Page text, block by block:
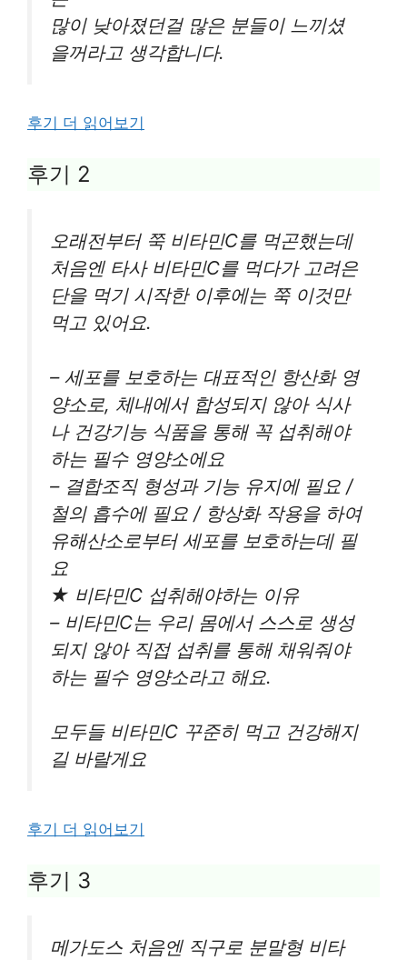
많이 낮아졌던걸 많은 분들이 느끼셨
을꺼라고 생각합니다.
후기 더 읽어보기
후기 2
오래전부터 쭉 비타민C를 먹곤했는데
처음엔 타사 비타민C를 먹다가 고려은
단을 먹기 시작한 이후에는 쭉 이것만
먹고 있어요.
– 세포를 보호하는 대표적인 항산화 영
양소로, 체내에서 합성되지 않아 식사
나 건강기능 식품을 통해 꼭 섭취해야
하는 필수 영양소에요
– 결합조직 형성과 기능 유지에 필요 /
철의 흡수에 필요 / 항상화 작용을 하여
유해산소로부터 세포를 보호하는데 필
요
★ 비타민C 섭취해야하는 이유
– 비타민C는 우리 몸에서 스스로 생성
되지 않아 직접 섭취를 통해 채워줘야
하는 필수 영양소라고 해요.
모두들 비타민C 꾸준히 먹고 건강해지
길 바랄게요
후기 더 읽어보기
후기 3
메가도스 처음엔 직구로 분말형 비타